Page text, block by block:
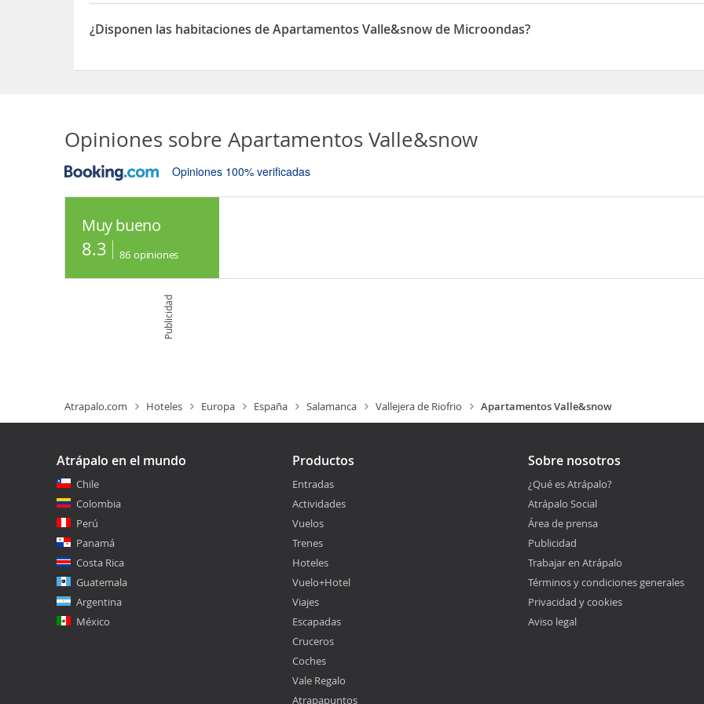
Sí, las habitaciones del Apartamentos Valle&snow disponen de Equipo cocina
¿Disponen las habitaciones de Apartamentos Valle&snow de Microondas?
Opiniones sobre Apartamentos Valle&snow
Opiniones 100% verificadas
Muy bueno
8.3 86 opiniones
Publicidad
Atrapalo.com Hoteles Europa España Salamanca Vallejera de Riofrio Apartamentos Valle&snow
Atrápalo en el mundo
Chile
Colombia
Perú
Panamá
Costa Rica
Guatemala
Argentina
México
Productos
Entradas
Actividades
Vuelos
Trenes
Hoteles
Vuelo+Hotel
Viajes
Escapadas
Cruceros
Coches
Vale Regalo
Atrapapuntos
Sobre nosotros
¿Qué es Atrápalo?
Atrápalo Social
Área de prensa
Publicidad
Trabajar en Atrápalo
Términos y condiciones generales
Privacidad y cookies
Aviso legal